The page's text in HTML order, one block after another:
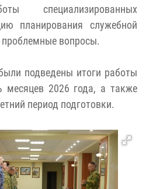
специализированных
планирования служебной
проблемные вопросы.
подведены итоги работы
2026 года, а также
период подготовки.